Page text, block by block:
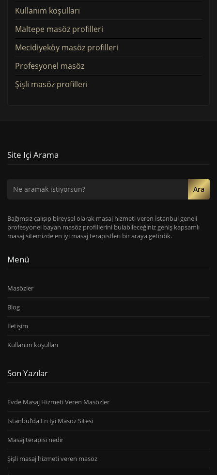
Kullanım koşulları
Maltepe masöz profilleri
Mecidiyeköy masöz profilleri
Profesyonel masöz
Şişli masöz profilleri
Site Içi Arama
Ara
Bağımsız çalışıp bireysel olarak masaj hizmeti veren İstanbul geneli
profesyonel bayan masöz profillerini bulabileceğiniz geniş kapsamlı
masaj sitemizde en iyi masaj terapistleri bir araya getirdik.
Menü
Masözler
Blog
İletişim
Kullanım koşulları
Son Yazılar
Evde Masaj Hizmeti Veren Masözler
İstanbul’da En İyi Masöz Sitesi
Masaj terapisi nedir
Şişli masaj hizmeti veren masöz